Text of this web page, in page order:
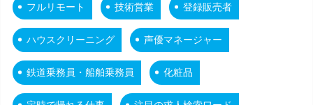
フルリモート 技術営業 登録販売者
ハウスクリーニング 声優マネージャー
鉄道乗務員・船舶乗務員 化粧品